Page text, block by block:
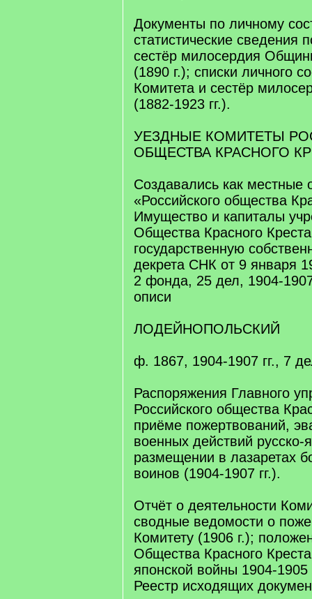
Документы по личному
статистические сведения
сестёр милосердия
(1890 г.); списки личного
Комитета и сестёр
(1882-1923 гг.).
УЕЗДНЫЕ КОМИТЕТЫ
ОБЩЕСТВА КРАСНОГО
Создавались как местные
«Российского общества
Имущество и капиталы
Общества Красного
государственную
декрета СНК от 9 января
2 фонда, 25 дел, 1904-
описи
ЛОДЕЙНОПОЛЬСКИЙ
ф. 1867, 1904-1907 гг., 7
Распоряжения Главного
Российского общества
приёме пожертвований,
военных действий русско-
размещении в лазаретах
воинов (1904-1907 гг.).
Отчёт о деятельности
сводные ведомости о
Комитету (1906 г.);
Общества Красного
японской войны 1904-1905
Реестр исходящих